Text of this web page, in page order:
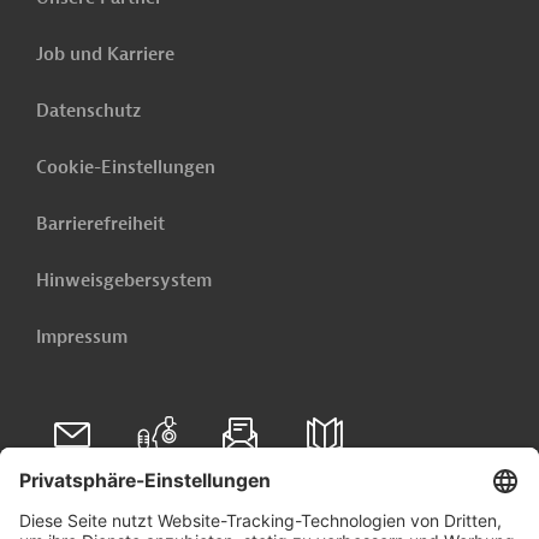
Job und Karriere
Datenschutz
Cookie-Einstellungen
Barrierefreiheit
Hinweisgebersystem
Impressum
Folgen Sie uns auf